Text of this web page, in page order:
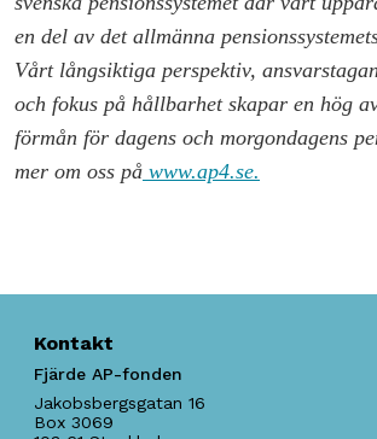
en del av det allmänna
Vårt långsiktiga perspektiv,
och fokus på hållbarhet skapar en hög
förmån för dagens och morgondagens
mer om oss på www.ap4.se.
Kontakt
Fjärde AP-fonden
Jakobsbergsgatan 16
Box 3069